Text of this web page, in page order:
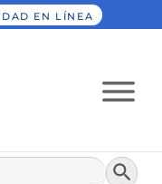
EN LÍNEA
Botón